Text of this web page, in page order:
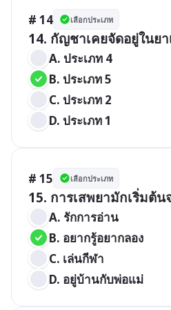
# 14 เลือกประเภท
14. กัญชาเคยจัดอยู่ในย
A. ประเภท 4
B. ประเภท 5
C. ประเภท 2
D. ประเภท 1
# 15 เลือกประเภท
15. การเสพยามักเริ่มต้
A. รักการอ่าน
B. อยากรู้อยากลอง
C. เล่นกีฬา
D. อยู่บ้านกับพ่อแม่